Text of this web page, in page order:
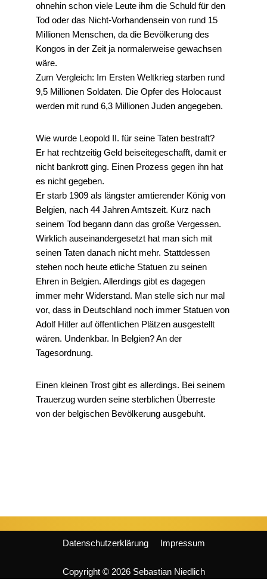
ohnehin schon viele Leute ihm die Schuld für den
Tod oder das Nicht-Vorhandensein von rund 15
Millionen Menschen, da die Bevölkerung des
Kongos in der Zeit ja normalerweise gewachsen
wäre.
Zum Vergleich: Im Ersten Weltkrieg starben rund
9,5 Millionen Soldaten. Die Opfer des Holocaust
werden mit rund 6,3 Millionen Juden angegeben.
Wie wurde Leopold II. für seine Taten bestraft?
Er hat rechtzeitig Geld beiseitegeschafft, damit er
nicht bankrott ging. Einen Prozess gegen ihn hat
es nicht gegeben.
Er starb 1909 als längster amtierender König von
Belgien, nach 44 Jahren Amtszeit. Kurz nach
seinem Tod begann dann das große Vergessen.
Wirklich auseinandergesetzt hat man sich mit
seinen Taten danach nicht mehr. Stattdessen
stehen noch heute etliche Statuen zu seinen
Ehren in Belgien. Allerdings gibt es dagegen
immer mehr Widerstand. Man stelle sich nur mal
vor, dass in Deutschland noch immer Statuen von
Adolf Hitler auf öffentlichen Plätzen ausgestellt
wären. Undenkbar. In Belgien? An der
Tagesordnung.
Einen kleinen Trost gibt es allerdings. Bei seinem
Trauerzug wurden seine sterblichen Überreste
von der belgischen Bevölkerung ausgebuht.
Datenschutzerklärung Impressum
Copyright © 2026 Sebastian Niedlich